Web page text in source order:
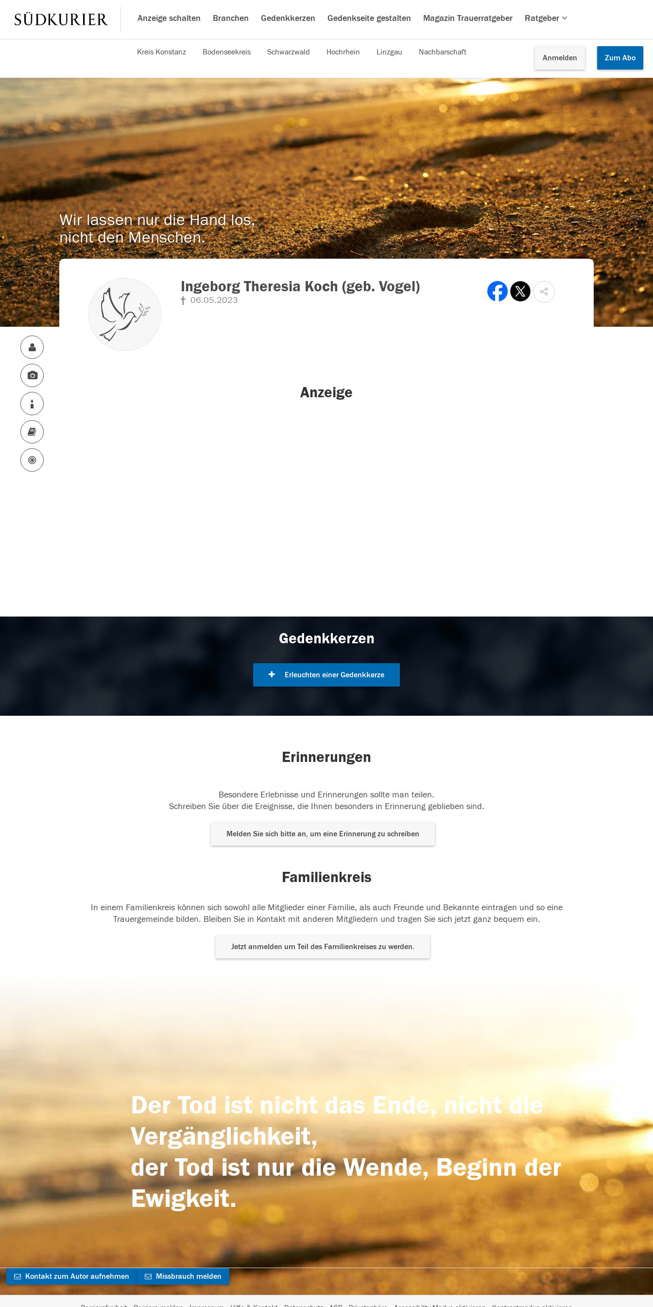
Anzeige schalten Branchen Gedenkkerzen Gedenkseite gestalten Magazin Trauerratgeber Ratgeber
Anmelden Zum Abo
Kreis Konstanz Bodenseekreis Schwarzwald Hochrhein Linzgau Nachbarschaft
Wir lassen nur die Hand los,
nicht den Menschen.
Ingeborg Theresia Koch (geb. Vogel)
06.05.2023
Anzeige
Gedenkkerzen
Erleuchten einer Gedenkkerze
Erinnerungen
Besondere Erlebnisse und Erinnerungen sollte man teilen.
Schreiben Sie über die Ereignisse, die Ihnen besonders in Erinnerung geblieben sind.
Melden Sie sich bitte an, um eine Erinnerung zu schreiben
Familienkreis
In einem Familienkreis können sich sowohl alle Mitglieder einer Familie, als auch Freunde und Bekannte eintragen und so eine
Trauergemeinde bilden. Bleiben Sie in Kontakt mit anderen Mitgliedern und tragen Sie sich jetzt ganz bequem ein.
Jetzt anmelden um Teil des Familienkreises zu werden.
Der Tod ist nicht das Ende, nicht die
Vergänglichkeit,
der Tod ist nur die Wende, Beginn der
Ewigkeit.
Kontakt zum Autor aufnehmen Missbrauch melden